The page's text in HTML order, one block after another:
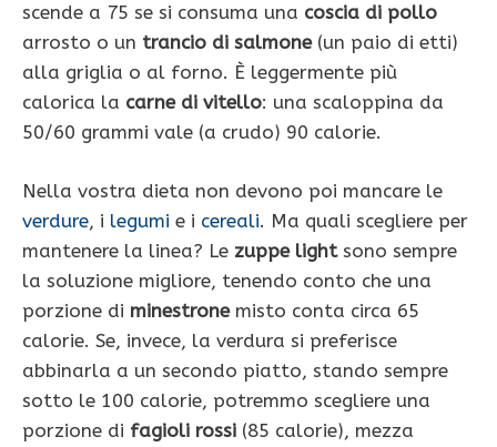
scende a 75 se si consuma una coscia di pollo
arrosto o un trancio di salmone(un paio di etti)
alla griglia o al forno. È leggermente più
calorica la carne di vitello: una scaloppina da
50/60 grammi vale (a crudo) 90 calorie.
Nella vostra dieta non devono poi mancare le
verdure, i legumi e i cereali. Ma quali scegliere per
mantenere la linea? Le zuppe lightsono sempre
la soluzione migliore, tenendo conto che una
porzione di minestronemisto conta circa 65
calorie. Se, invece, la verdura si preferisce
abbinarla a un secondo piatto, stando sempre
sotto le 100 calorie, potremmo scegliere una
porzione di fagioli rossi (85 calorie), mezza